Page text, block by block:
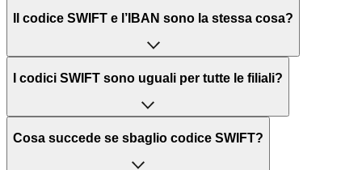
Il codice SWIFT e l’IBAN sono la stessa cosa?
L'acronimo SWIFT sta per “Society for Worldwide
per l’elaborazione dei pagamenti tra diversi Paesi.
Il BIC, invece, sta per “Bank Identifier Code” ed è una
I codici SWIFT sono uguali per tutte le filiali?
Dipende dalle banche. In alcuni casi le banche utilizzano
Cosa succede se sbaglio codice SWIFT?